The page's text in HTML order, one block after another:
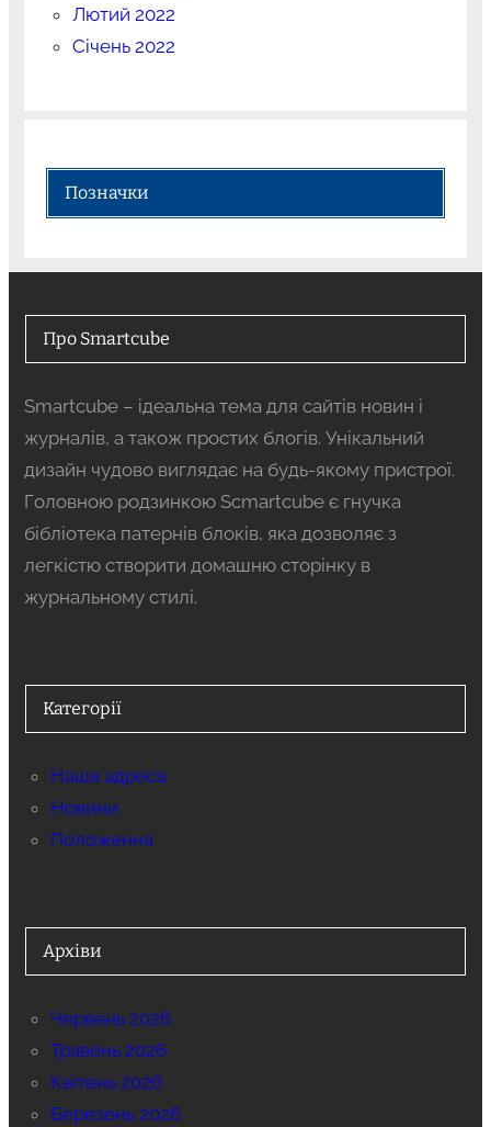
Лютий 2022
Січень 2022
Позначки
Про Smartcube
Smartcube – ідеальна тема для сайтів новин і
журналів, а також простих блогів. Унікальний
дизайн чудово виглядає на будь-якому пристрої.
Головною родзинкою Scmartcube є гнучка
бібліотека патернів блоків, яка дозволяє з
легкістю створити домашню сторінку в
журнальному стилі.
Категорії
Наша адреса
Новини
Положення
Архіви
Червень 2026
Травень 2026
Квітень 2026
Березень 2026